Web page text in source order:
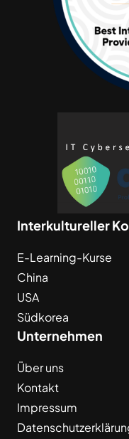
Interkultureller
E-Learning-Kurse
China
USA
Südkorea
Unternehmen
Über uns
Kontakt
Impressum